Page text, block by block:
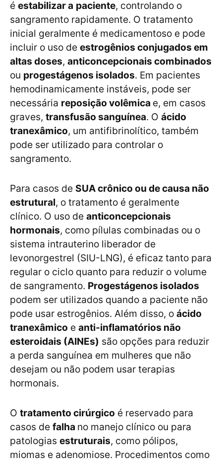
é estabilizar a paciente, controlando o
sangramento rapidamente. O tratamento
inicial geralmente é medicamentoso e pode
incluir o uso de estrogênios conjugados em
altas doses, anticoncepcionais combinados
ou progestágenos isolados. Em pacientes
hemodinamicamente instáveis, pode ser
necessária reposição volêmica e, em casos
graves, transfusão sanguínea. O ácido
tranexâmico, um antifibrinolítico, também
pode ser utilizado para controlar o
sangramento.
Para casos de SUA crônico ou de causa não
estrutural, o tratamento é geralmente
clínico. O uso de anticoncepcionais
hormonais, como pílulas combinadas ou o
sistema intrauterino liberador de
levonorgestrel (SIU-LNG), é eficaz tanto para
regular o ciclo quanto para reduzir o volume
de sangramento. Progestágenos isolados
podem ser utilizados quando a paciente não
pode usar estrogênios. Além disso, o ácido
tranexâmico e anti-inflamatórios não
esteroidais (AINEs) são opções para reduzir
a perda sanguínea em mulheres que não
desejam ou não podem usar terapias
hormonais.
O tratamento cirúrgico é reservado para
casos de falha no manejo clínico ou para
patologias estruturais, como pólipos,
miomas e adenomiose. Procedimentos como